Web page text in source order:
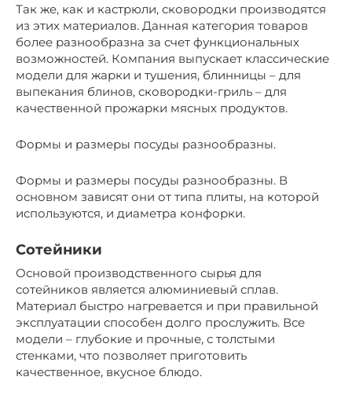
Так же, как и кастрюли, сковородки производятся
из этих материалов. Данная категория товаров
более разнообразна за счет функциональных
возможностей. Компания выпускает классические
модели для жарки и тушения, блинницы – для
выпекания блинов, сковородки-гриль – для
качественной прожарки мясных продуктов.
Формы и размеры посуды разнообразны.
Формы и размеры посуды разнообразны. В
основном зависят они от типа плиты, на которой
используются, и диаметра конфорки.
Сотейники
Основой производственного сырья для
сотейников является алюминиевый сплав.
Материал быстро нагревается и при правильной
эксплуатации способен долго прослужить. Все
модели – глубокие и прочные, с толстыми
стенками, что позволяет приготовить
качественное, вкусное блюдо.